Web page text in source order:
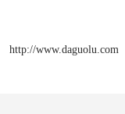
http://www.daguolu.com